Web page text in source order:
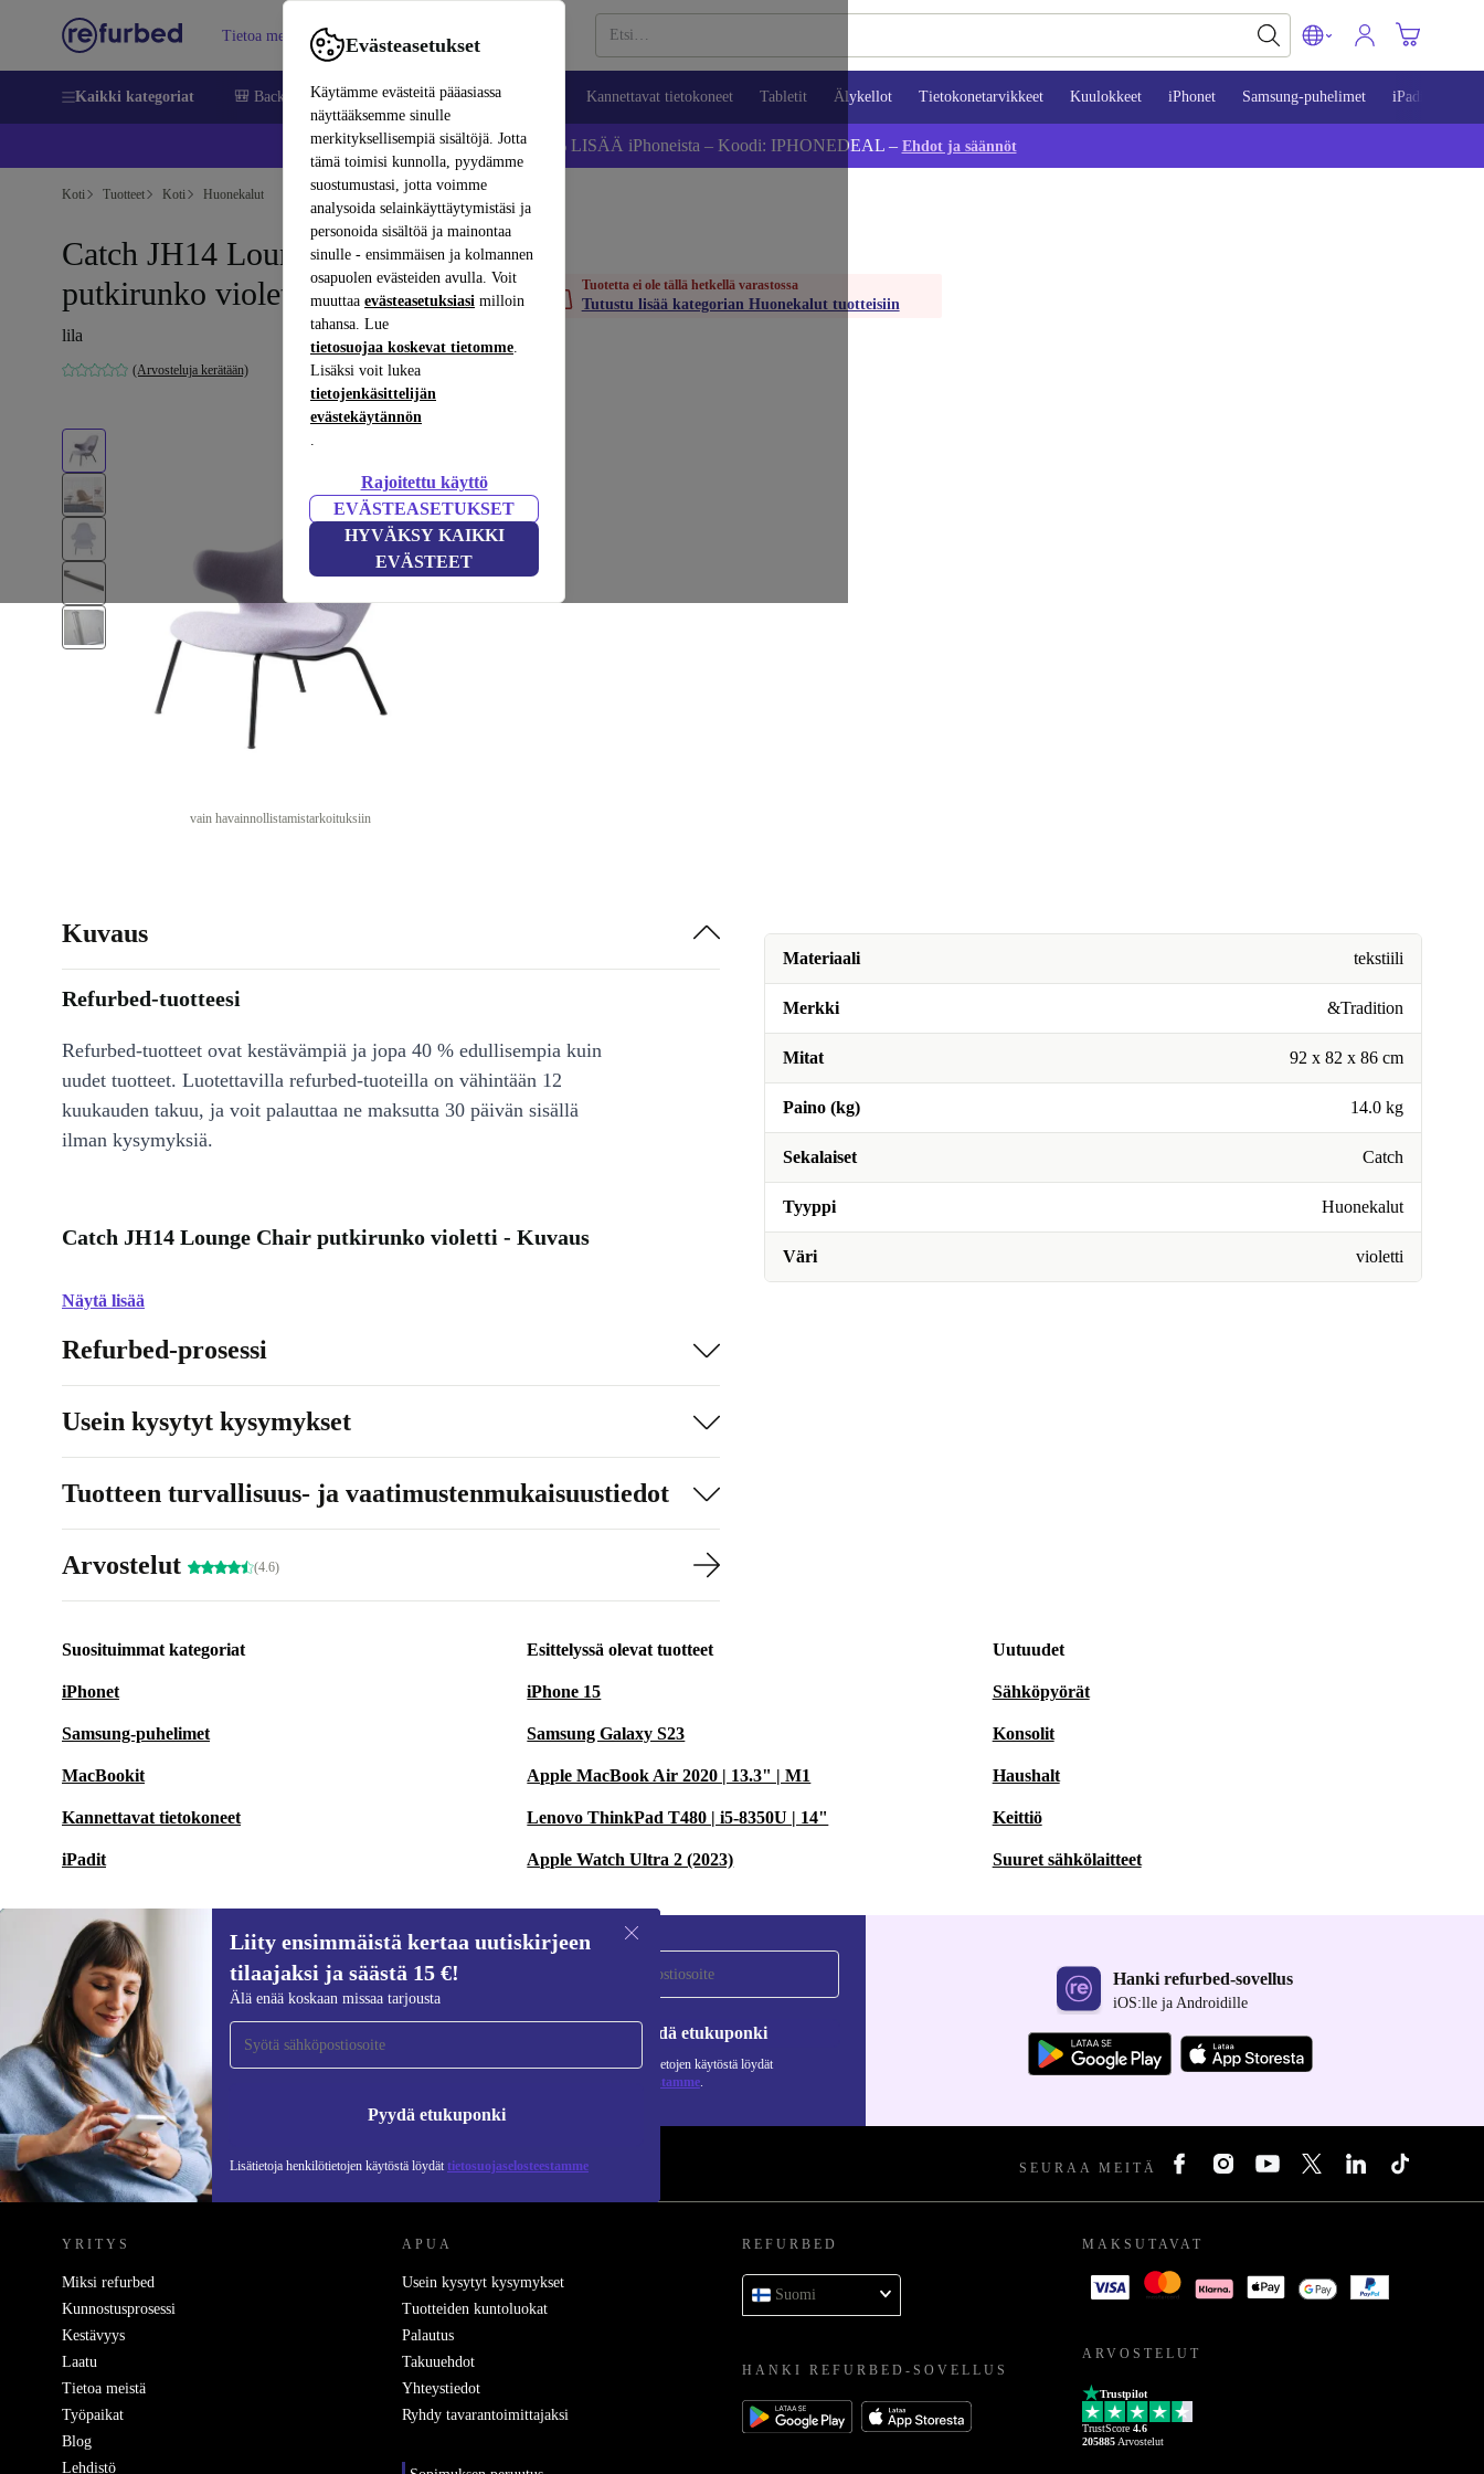
Evästeasetukset
Käytämme evästeitä pääasiassa
näyttääksemme sinulle
merkityksellisempiä sisältöjä. Jotta
tämä toimisi kunnolla, pyydämme
suostumustasi, jotta voimme
analysoida selainkäyttäytymistäsi ja
personoida sisältöä ja mainontaa
sinulle - ensimmäisen ja kolmannen
osapuolen evästeiden avulla. Voit
muuttaa evästeasetuksiasi milloin
tahansa. Lue
tietosuojaa koskevat tietomme.
Lisäksi voit lukea
tietojenkäsittelijän
evästekäytännön
.
Rajoitettu käyttö
EVÄSTEASETUKSET
HYVÄKSY KAIKKI
EVÄSTEET
Tietoa meistä Myy Apua
Kaikki kategoriat 🎒 Back to school Matkapuhelimet ja älypuhelimet Kannettavat tietokoneet Tabletit Älykellot Tietokonetarvikkeet Kuulokkeet iPhonet Samsung-puhelimet iPadit
📱 Säästä 5 % LISÄÄ iPhoneista – Koodi: IPHONEDEAL – Ehdot ja säännöt
Koti Tuotteet Koti Huonekalut
Catch JH14 Lounge Chair
putkirunko violetti
lila
(Arvosteluja kerätään)
vain havainnollistamistarkoituksiin
Tuotetta ei ole tällä hetkellä varastossa
Tutustu lisää kategorian Huonekalut tuotteisiin
Materiaali tekstiili
Merkki &Tradition
Mitat 92 x 82 x 86 cm
Paino (kg) 14.0 kg
Sekalaiset Catch
Tyyppi Huonekalut
Väri violetti
Kuvaus
Refurbed-tuotteesi
Refurbed-tuotteet ovat kestävämpiä ja jopa 40 % edullisempia kuin
uudet tuotteet. Luotettavilla refurbed-tuoteilla on vähintään 12
kuukauden takuu, ja voit palauttaa ne maksutta 30 päivän sisällä
ilman kysymyksiä.
Catch JH14 Lounge Chair putkirunko violetti - Kuvaus
Näytä lisää
Refurbed-prosessi
Usein kysytyt kysymykset
Tuotteen turvallisuus- ja vaatimustenmukaisuustiedot
Arvostelut (4.6)
Suosituimmat kategoriat
iPhonet
Samsung-puhelimet
MacBookit
Kannettavat tietokoneet
iPadit
Esittelyssä olevat tuotteet
iPhone 15
Samsung Galaxy S23
Apple MacBook Air 2020 | 13.3" | M1
Lenovo ThinkPad T480 | i5-8350U | 14"
Apple Watch Ultra 2 (2023)
Uutuudet
Sähköpyörät
Konsolit
Haushalt
Keittiö
Suuret sähkölaitteet
Liity ensimmäistä kertaa uutiskirjeen
tilaajaksi ja säästä 15 €!
Älä enää koskaan missaa tarjousta
Pyydä etukuponki
Lisätietoja henkilötietojen käytöstä löydät tietosuojaselosteestamme
Liity ensimmäistä kertaa uutiskirjeen
tilaajaksi ja säästä 15 €!
Älä missaa enää yhtäkään tarjousta.
Pyydä etukuponki
Lisätietoja henkilötietojen käytöstä löydät
tietosuojaselosteestamme.
Hanki refurbed-sovellus
iOS:lle ja Androidille
REFURBED SUOMI - RETHINK NEW. SEURAA MEITÄ
YRITYS
Miksi refurbed
Kunnostusprosessi
Kestävyys
Laatu
Tietoa meistä
Työpaikat
Blog
Lehdistö
APUA
Usein kysytyt kysymykset
Tuotteiden kuntoluokat
Palautus
Takuuehdot
Yhteystiedot
Ryhdy tavarantoimittajaksi
REFURBED
Suomi
HANKI REFURBED-SOVELLUS
MAKSUTAVAT
ARVOSTELUT
Trustpilot
TrustScore 4.6
205885 Arvostelut